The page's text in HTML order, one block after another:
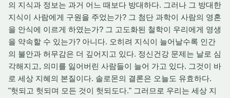
의 지식과 정보는 과거 어느 때보다 방대하다. 그러나 그 방대한
지식이 사람에게 구원을 주었는가? 그 첨단 과학이 사람의 영혼
을 안식에 이르게 하였는가? 그 고도화된 철학이 우리에게 영생
을 약속할 수 있는가? 아니다. 오히려 지식이 늘어날수록 인간
의 불안과 허무감은 더 깊어지고 있다. 정신건강 문제는 날로 심
각해지고, 의미를 잃어버린 사람들이 늘어 가고 있다. 그것이 바
로 세상 지혜의 본질이다. 솔로몬의 결론은 오늘도 유효하다.
"헛되고 헛되며 모든 것이 헛되도다." 그러므로 우리는 세상 지